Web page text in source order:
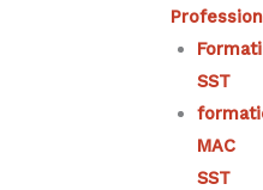
SST
MAC
SST